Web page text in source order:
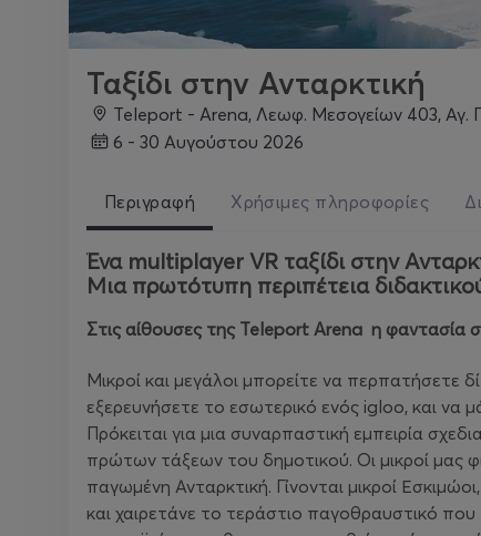
Ταξίδι στην Ανταρκτική
Teleport - Arena, Λεωφ. Μεσογείων 403, Αγ.
6 - 30 Αυγούστου 2026
Περιγραφή Χρήσιμες πληροφορίες
Ένα multiplayer VR ταξίδι στην
Μια πρωτότυπη περιπέτεια
Στις αίθουσες της Teleport Arena η φαντασία
Μικροί και μεγάλοι μπορείτε να περπατήσετε
εξερευνήσετε το εσωτερικό ενός igloo, και να
Πρόκειται για μια συναρπαστική εμπειρία
πρώτων τάξεων του δημοτικού. Οι μικροί μας
παγωμένη Ανταρκτική. Γίνονται μικροί
και χαιρετάνε το τεράστιο παγοθραυστικό